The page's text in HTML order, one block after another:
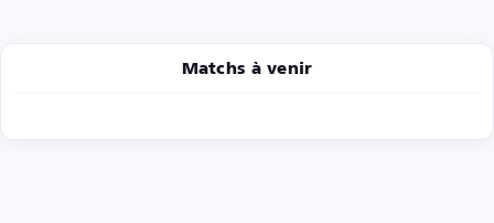
Matchs à venir